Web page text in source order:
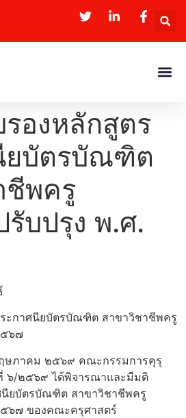
องหลักสูตร
ยบัตรบัณฑิต
ชีพครู
บปรุง พ.ศ.
ะกาศนียบัตรบัณฑิต สาขาวิชาชีพครู
๖๗
ษภาคม ๒๕๖๙ คณะกรรมการคุรุ
๖/๒๕๖๙ ได้พิจารณาและมีมติ
นียบัตรบัณฑิต สาขาวิชาชีพครู
๖๗ ของคณะครุศาสตร์